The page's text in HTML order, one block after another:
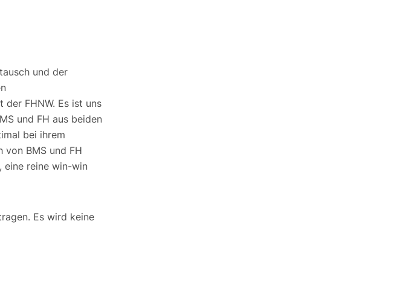
und der
FHNW. Es ist uns
und FH aus beiden
bei ihrem
von BMS und FH
eine reine win-win
Es wird keine